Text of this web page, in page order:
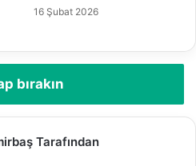
16 Şubat 2026
bırakın
Tarafından